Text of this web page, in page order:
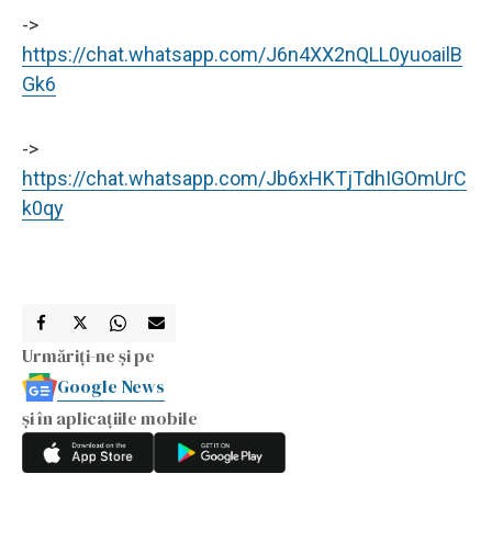
->
https://chat.whatsapp.com/J6n4XX2nQLL0yuoailB
Gk6
->
https://chat.whatsapp.com/Jb6xHKTjTdhIGOmUrC
k0qy
Urmăriți-ne și pe
Google News
și în aplicațiile mobile